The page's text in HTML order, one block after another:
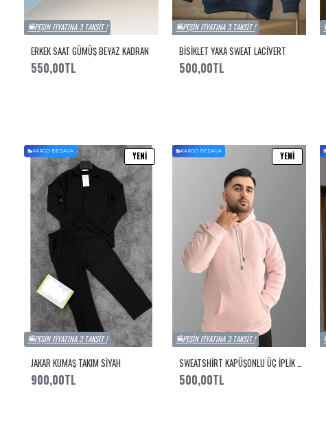
PEŞIN FIYATINA 3 TAKSIT !
ERKEK SAAT GÜMÜŞ BEYAZ KADRAN
550,00TL
PEŞIN FIYATINA 3 TAKSIT !
BİSİKLET YAKA SWEAT LACİVERT
500,00TL
PEŞIN FIYATINA 3 TAKSIT !
YENI
KARGO BEDAVA
JAKAR KUMAŞ TAKIM SİYAH
900,00TL
PEŞIN FIYATINA 3 TAKSIT !
YENI
KARGO BEDAVA
500,00TL